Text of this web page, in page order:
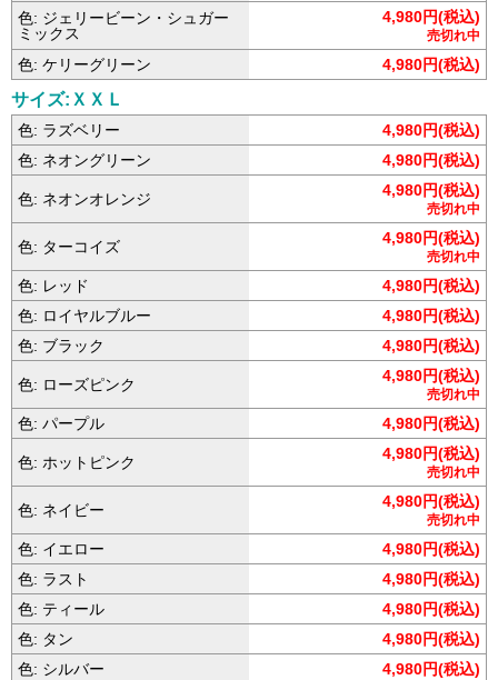
色: ジェリービーン・シュガー
ミックス
4,980円(税込)
売切れ中
色: ケリーグリーン 4,980円(税込)
サイズ:ＸＸＬ
色: ラズベリー
4,980円(税込)
色: ネオングリーン
4,980円(税込)
色: ネオンオレンジ 4,980円(税込)
売切れ中
色: ターコイズ 4,980円(税込)
売切れ中
色: レッド
4,980円(税込)
色: ロイヤルブルー
4,980円(税込)
色: ブラック
4,980円(税込)
色: ローズピンク 4,980円(税込)
売切れ中
色: パープル 4,980円(税込)
色: ホットピンク 4,980円(税込)
売切れ中
色: ネイビー 4,980円(税込)
売切れ中
色: イエロー
4,980円(税込)
色: ラスト
4,980円(税込)
色: ティール
4,980円(税込)
色: タン
4,980円(税込)
色: シルバー
4,980円(税込)